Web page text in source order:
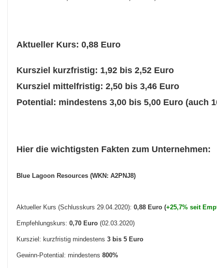
Aktueller Kurs: 0,88 Euro
Kursziel kurzfristig: 1,92 bis 2,52 Euro
Kursziel mittelfristig: 2,50 bis 3,46 Euro
Potential: mindestens 3,00 bis 5,00 Euro (auch
Hier die wichtigsten Fakten zum Unternehmen:
Blue Lagoon Resources (WKN: A2PNJ8)
Aktueller Kurs (Schlusskurs 29.04.2020): 0,88 Euro (+25,7% seit
Empfehlungskurs: 0,70 Euro (02.03.2020)
Kursziel: kurzfristig mindestens 3 bis 5 Euro
Gewinn-Potential: mindestens 800%